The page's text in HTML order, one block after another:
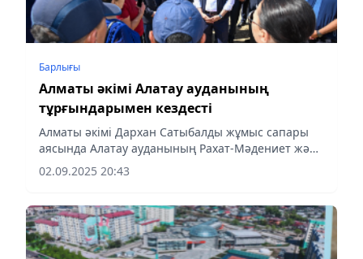
Барлығы
Алматы әкімі Алатау ауданының
тұрғындарымен кездесті
Алматы әкімі Дархан Сатыбалды жұмыс сапары
аясында Алатау ауданының Рахат-Мәдениет және
Алғабас шағынаудандарына барып,
тұрғындармен кездесіп, инженерлік және жол
02.09.2025 20:43